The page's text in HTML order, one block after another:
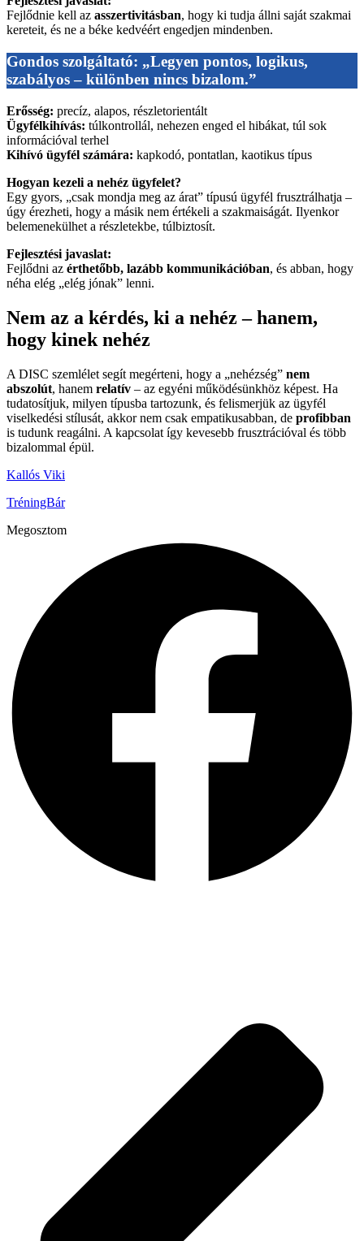
Fejlődnie kell az asszertivitásban, hogy ki tudja állni saját szakmai
kereteit, és ne a béke kedvéért engedjen mindenben.
Gondos szolgáltató: „Legyen pontos, logikus,
szabályos – különben nincs bizalom.”
Erősség: precíz, alapos, részletorientált
Ügyfélkihívás: túlkontrollál, nehezen enged el hibákat, túl sok
információval terhel
Kihívó ügyfél számára: kapkodó, pontatlan, kaotikus típus
Hogyan kezeli a nehéz ügyfelet?
Egy gyors, „csak mondja meg az árat” típusú ügyfél frusztrálhatja –
úgy érezheti, hogy a másik nem értékeli a szakmaiságát. Ilyenkor
belemenekülhet a részletekbe, túlbiztosít.
Fejlesztési javaslat:
Fejlődni az érthetőbb, lazább kommunikációban, és abban, hogy
néha elég „elég jónak” lenni.
Nem az a kérdés, ki a nehéz – hanem,
hogy kinek nehéz
A DISC szemlélet segít megérteni, hogy a „nehézség” nem
abszolút, hanem relatív – az egyéni működésünkhöz képest. Ha
tudatosítjuk, milyen típusba tartozunk, és felismerjük az ügyfél
viselkedési stílusát, akkor nem csak empatikusabban, de profibban
is tudunk reagálni. A kapcsolat így kevesebb frusztrációval és több
bizalommal épül.
Kallós Viki
TréningBár
Megosztom